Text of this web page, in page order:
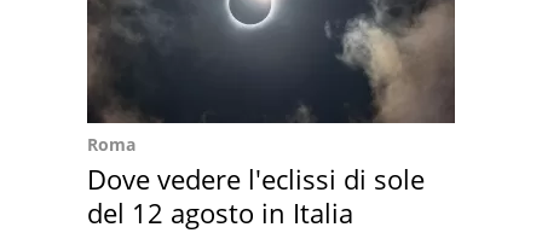
Roma
Dove vedere l'eclissi di sole
del 12 agosto in Italia